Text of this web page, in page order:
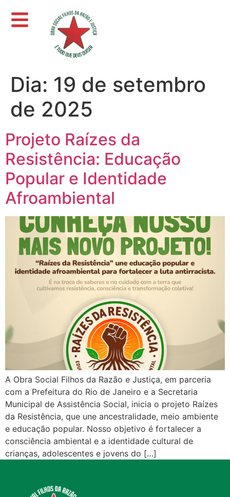
Dia: 19 de setembro
de 2025
Projeto Raízes da
Resistência: Educação
Popular e Identidade
Afroambiental
A Obra Social Filhos da Razão e Justiça, em parceria
com a Prefeitura do Rio de Janeiro e a Secretaria
Municipal de Assistência Social, inicia o projeto Raízes
da Resistência, que une ancestralidade, meio ambiente
e educação popular. Nosso objetivo é fortalecer a
consciência ambiental e a identidade cultural de
crianças, adolescentes e jovens do […]